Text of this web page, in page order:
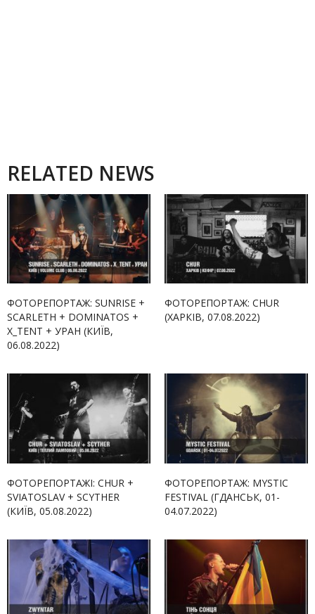
RELATED NEWS
ФОТОРЕПОРТАЖ: SUNRISE +
SCARLETH + DOMINATOS +
X_TENT + УРАН (КИЇВ,
06.08.2022)
ФОТОРЕПОРТАЖ: CHUR
(ХАРКІВ, 07.08.2022)
ФОТОРЕПОРТАЖІ: CHUR +
SVIATOSLAV + SCYTHER
(КИЇВ, 05.08.2022)
ФОТОРЕПОРТАЖ: MYSTIC
FESTIVAL (ГДАНСЬК, 01-
04.07.2022)